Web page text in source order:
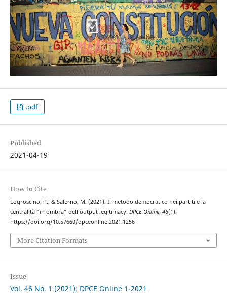
.pdf
Published
2021-04-19
How to Cite
Logroscino, P., & Salerno, M. (2021). Il metodo democratico nei partiti e la
centralità “in ombra” dell’output legitimacy. DPCE Online, 46(1).
https://doi.org/10.57660/dpceonline.2021.1256
More Citation Formats
Issue
Vol. 46 No. 1 (2021): DPCE Online 1-2021